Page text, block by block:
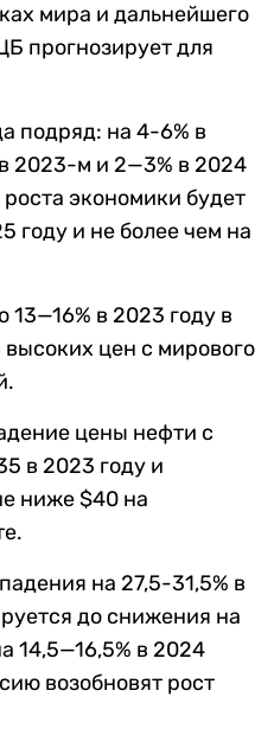
мира и дальнейшего
прогнозирует для
подряд: на 4-6% в
2023-м и 2—3% в 2024
экономики будет
году и не более чем на
в 2023 году в
высоких цен с мирового
цены нефти с
в 2023 году и
ниже $40 на
на 27,5-31,5% в
до снижения на
14,5—16,5% в 2024
возобновят рост